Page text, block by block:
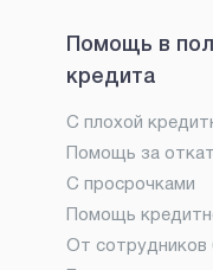
Помощь в
кредита
С плохой
Помощь за откат
С просрочками
Помощь
От сотрудников